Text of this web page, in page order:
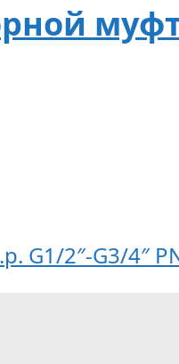
G1/2″-G3/4″